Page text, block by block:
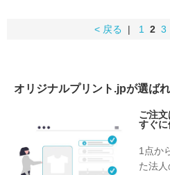
< 戻る | 1 2 3
オリジナルプリント.jpが選ば
ご注
すぐに
1点か
た法